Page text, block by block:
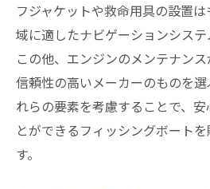
フジャケットや救命用具の設置
域に適したナビゲーションシステ
この他、エンジンのメンテナンス
信頼性の高いメーカーのものを
れらの要素を考慮することで、
とができるフィッシングボート
す。